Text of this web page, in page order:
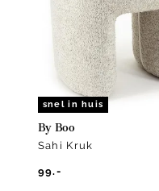
snel in huis
By Boo
Sahi Kruk
99.-